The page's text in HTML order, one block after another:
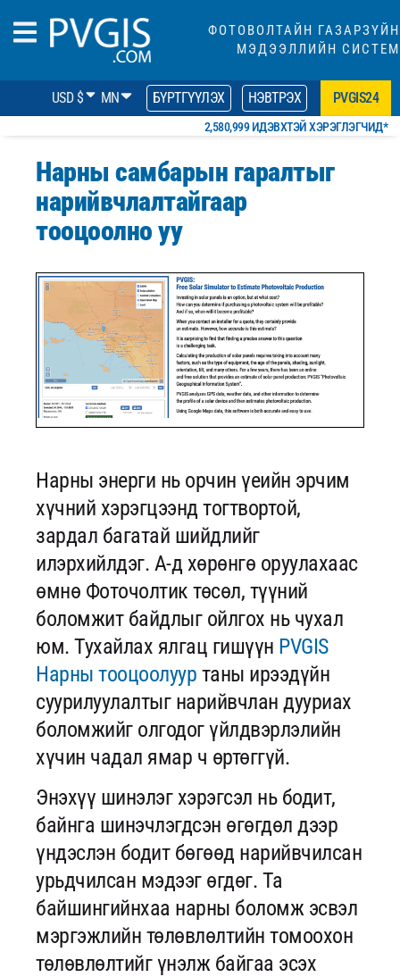
ФОТОВОЛТАЙН ГАЗАРЗҮЙН
МЭДЭЭЛЛИЙН СИСТЕМ
USD $ MN БҮРТГҮҮЛЭХ НЭВТРЭХ PVGIS24
2,580,999 ИДЭВХТЭЙ ХЭРЭГЛЭГЧИД*
Нарны самбарын гаралтыг
нарийвчлалтайгаар
тооцоолно уу
Нарны энерги нь орчин үеийн эрчим
хүчний хэрэгцээнд тогтвортой,
зардал багатай шийдлийг
илэрхийлдэг. А-д хөрөнгө оруулахаас
өмнө Фоточолтик төсөл, түүний
боломжит байдлыг ойлгох нь чухал
юм. Тухайлах ялгац гишүүн PVGIS
Нарны тооцоолуур таны ирээдүйн
суурилуулалтыг нарийвчлан дууриах
боломжийг олгодог үйлдвэрлэлийн
хүчин чадал ямар ч өртөггүй.
Энэхүү шинэлэг хэрэгсэл нь бодит,
байнга шинэчлэгдсэн өгөгдөл дээр
үндэслэн бодит бөгөөд нарийвчилсан
урьдчилсан мэдээг өгдөг. Та
байшингийнхаа нарны боломж эсвэл
мэргэжлийн төлөвлөлтийн томоохон
төлөвлөлтийг үнэлж байгаа эсэх